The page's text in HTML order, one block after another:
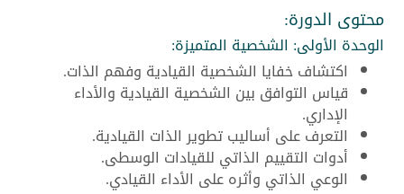
محتوى الدورة:
الوحدة الأولى: الشخصية المتميزة:
اكتشاف خفايا الشخصية القيادية وفهم الذات.
قياس التوافق بين الشخصية القيادية والأداء
الإداري.
التعرف على أساليب تطوير الذات القيادية.
أدوات التقييم الذاتي للقيادات الوسطى.
الوعي الذاتي وأثره على الأداء القيادي.